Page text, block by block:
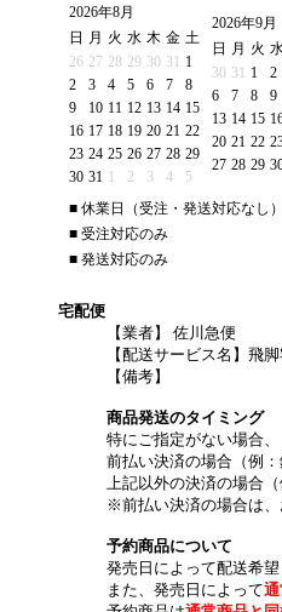
2026年8月
日
月 火 水 木 金 土
26 27 28 29 30 31
1
2
3 4 5 6 7
8
9
10 11 12 13 14 15
16 17 18 19 20 21 22
23 24 25 26 27 28 29
30 31 1 2 3 4 5
2026年9月
日
月 火
30 31 1 2
6
7 8 9
13 14 15
20 21 22
27 28 29
■ 休業日（受注・発送対応なし）
■ 受注対応のみ
■ 発送対応のみ
宅配便
【業者】 佐川急便
【配送サービス名】飛
【備考】
商品発送のタイミング
特にご指定がない場合、
前払い決済の場合（例
上記以外の決済の場合
※前払い決済の場合は、
予約商品について
発売日によって配送希
また、発売日によって通